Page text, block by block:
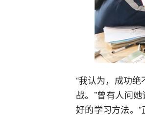
“我认为，成功
战。”曾有人问
好的学习方法。